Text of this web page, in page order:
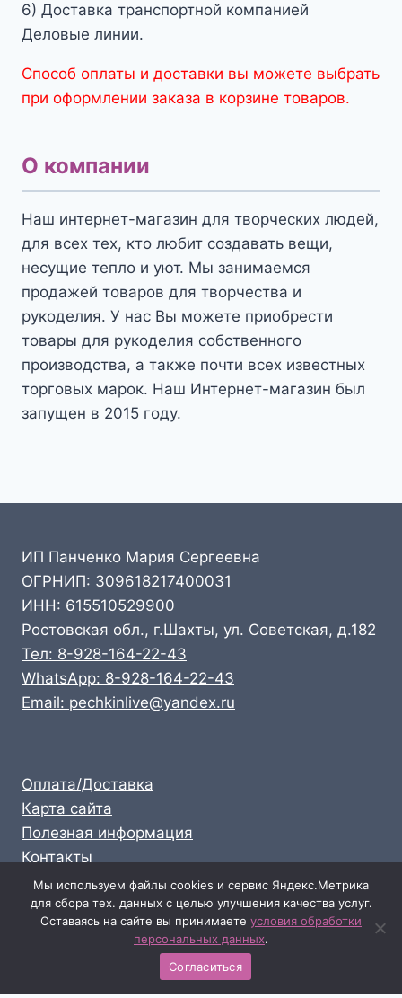
6) Доставка транспортной компанией
Деловые линии.
Способ оплаты и доставки вы можете выбрать
при оформлении заказа в корзине товаров.
О компании
Наш интернет-магазин для творческих людей,
для всех тех, кто любит создавать вещи,
несущие тепло и уют. Мы занимаемся
продажей товаров для творчества и
рукоделия. У нас Вы можете приобрести
товары для рукоделия собственного
производства, а также почти всех известных
торговых марок. Наш Интернет-магазин был
запущен в 2015 году.
ИП Панченко Мария Сергеевна
ОГРНИП: 309618217400031
ИНН: 615510529900
Ростовская обл., г.Шахты, ул. Советская, д.182
Тел: 8-928-164-22-43
WhatsApp: 8-928-164-22-43
Email: pechkinlive@yandex.ru
Оплата/Доставка
Карта сайта
Полезная информация
Контакты
Личный кабинет
Опт: 8-928-164-22-43
Розница: 8-989-711-58-47
Мы используем файлы cookies и сервис Яндекс.Метрика
для сбора тех. данных с целью улучшения качества услуг.
Оставаясь на сайте вы принимаете условия обработки
персональных данных.
Согласиться